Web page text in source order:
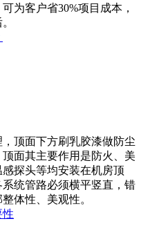
为客户省30%项目成本，
顶面下方刷乳胶漆做防尘
面其主要作用是防火、美
探头等均安装在机房顶
统管路必须横平竖直，错
体性、美观性。